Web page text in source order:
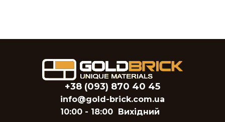
+38 (093) 870 40 45
info@gold-brick.com.ua
10:00 - 18:00
Вихідний